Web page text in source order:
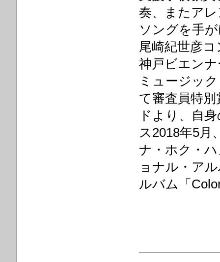
奏、またア
ソングを手
尾崎紀世彦
神戸ビエン
ミュージッ
て審査員特
ドより、自
ス2018年5月
ナ・ホク・
ョナル・ア
ルバム「